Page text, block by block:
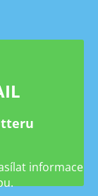
informace